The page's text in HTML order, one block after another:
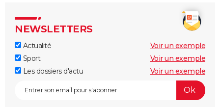
NEWSLETTERS
Actualité
Voir un exemple
Sport
Voir un exemple
Les dossiers d'actu
Voir un exemple